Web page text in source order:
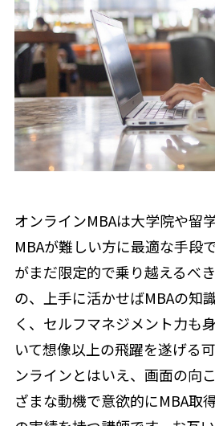
オンラインMBAは大学院や留
MBAが難しい方に最適な手段
がまだ限定的で乗り越えるべ
の、上手に活かせばMBAの知
く、セルフマネジメント力も
いて想像以上の飛躍を遂げる
ンラインとはいえ、画面の向
ざまな動機で意欲的にMBA取